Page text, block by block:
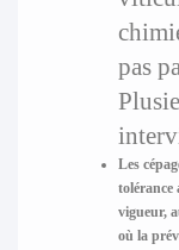
pas
Les
tolérance
vigueur,
où la